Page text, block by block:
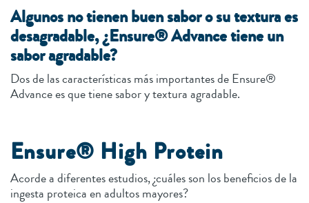
Algunos no tienen buen sabor o su textura es
desagradable, ¿Ensure® Advance tiene un
sabor agradable?
Dos de las características más importantes de Ensure®
Advance es que tiene sabor y textura agradable.
Ensure® High Protein
Acorde a diferentes estudios, ¿cuáles son los beneficios de la
ingesta proteica en adultos mayores?